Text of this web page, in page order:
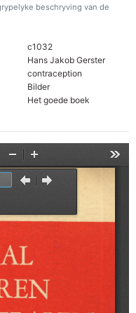
beschryving van de
c1032
Hans Jakob Gerster
contraception
Bilder
Het goede boek